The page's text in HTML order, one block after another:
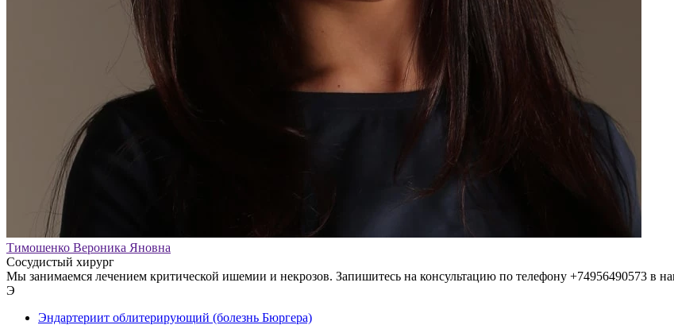
Тимошенко Вероника Яновна
Сосудистый хирург
Мы занимаемся лечением критической ишемии и некрозов. Запишитесь на консультацию по телефону +74956490573 в
Э
Эндартериит облитерирующий (болезнь Бюргера)